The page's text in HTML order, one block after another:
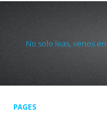
No solo leas, venos en
PAGES